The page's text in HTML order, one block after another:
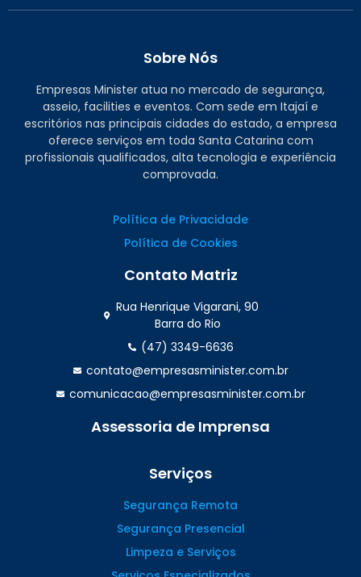
Sobre Nós
Empresas Minister atua no mercado de segurança,
asseio, facilities e eventos. Com sede em Itajaí e
escritórios nas principais cidades do estado, a empresa
oferece serviços em toda Santa Catarina com
profissionais qualificados, alta tecnologia e experiência
comprovada.
Política de Privacidade
Política de Cookies
Contato Matriz
Rua Henrique Vigarani, 90
Barra do Rio
(47) 3349-6636
contato@empresasminister.com.br
comunicacao@empresasminister.com.br
(47) 99988.4642
Assessoria de Imprensa
Serviços
Segurança Remota
Segurança Presencial
Limpeza e Serviços